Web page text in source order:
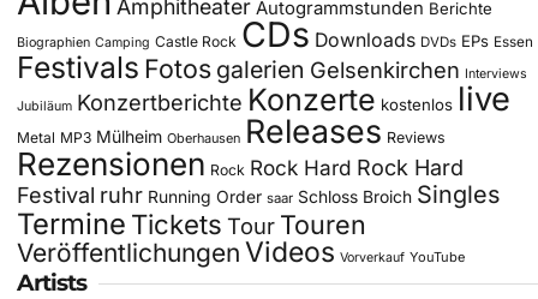
Amphitheater Autogrammstunden Berichte
Biographien Camping Castle Rock CDs Downloads DVDs EPs Essen
Festivals Fotos galerien Gelsenkirchen Interviews
Jubiläum Konzertberichte Konzerte kostenlos live
Metal MP3 Mülheim Oberhausen Releases Reviews
Rezensionen Rock Rock Hard Rock Hard
Festival ruhr Running Order saar Schloss Broich Singles
Termine Tickets Tour Touren
Veröffentlichungen Videos Vorverkauf YouTube
Artists